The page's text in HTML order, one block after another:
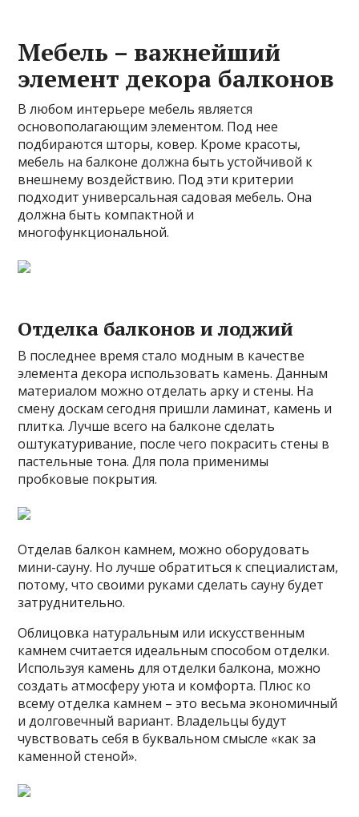
Мебель – важнейший
элемент декора балконов
В любом интерьере мебель является
основополагающим элементом. Под нее
подбираются шторы, ковер. Кроме красоты,
мебель на балконе должна быть устойчивой к
внешнему воздействию. Под эти критерии
подходит универсальная садовая мебель. Она
должна быть компактной и
многофункциональной.
Отделка балконов и лоджий
В последнее время стало модным в качестве
элемента декора использовать камень. Данным
материалом можно отделать арку и стены. На
смену доскам сегодня пришли ламинат, камень и
плитка. Лучше всего на балконе сделать
оштукатуривание, после чего покрасить стены в
пастельные тона. Для пола применимы
пробковые покрытия.
Отделав балкон камнем, можно оборудовать
мини-сауну. Но лучше обратиться к специалистам,
потому, что своими руками сделать сауну будет
затруднительно.
Облицовка натуральным или искусственным
камнем считается идеальным способом отделки.
Используя камень для отделки балкона, можно
создать атмосферу уюта и комфорта. Плюс ко
всему отделка камнем – это весьма экономичный
и долговечный вариант. Владельцы будут
чувствовать себя в буквальном смысле «как за
каменной стеной».